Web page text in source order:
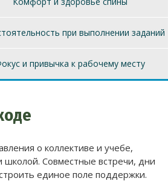
при выполнении заданий
и привычка к рабочему месту
о коллективе и учебе,
Совместные встречи, дни
единое поле поддержки.